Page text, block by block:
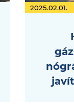
2025.02.01.